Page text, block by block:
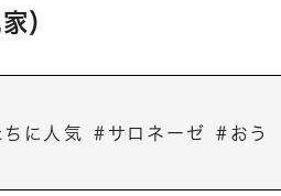
）
に人気 ＃サロネーゼ ＃おう